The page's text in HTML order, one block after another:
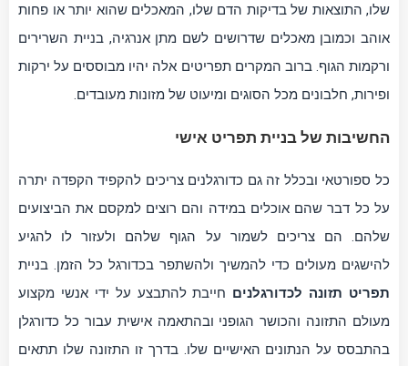
שלו, התוצאות של בדיקות הדם שלו, המאכלים שהוא יותר או פחות
אוהב וכמובן מאכלים שדרושים לשם מתן אנרגיה, בניית השרירים
ורקמות הגוף. ברוב המקרים תפריטים אלה יהיו מבוססים על ירקות
ופירות, חלבונים מכל הסוגים ומיעוט של מזונות מעובדים.
החשיבות של בניית תפריט אישי
כל ספורטאי ובכלל זה גם כדורגלנים צריכים להקפיד הקפדה יתרה
על כל דבר שהם אוכלים במידה והם רוצים למקסם את הביצועים
שלהם. הם צריכים לשמור על הגוף שלהם ולעזור לו להגיע
להישגים מעולים כדי להמשיך ולהשתפר בכדורגל כל הזמן. בניית
תפריט תזונה לכדורגלנים חייבת להתבצע על ידי אנשי מקצוע
מעולם התזונה והכושר הגופני ובהתאמה אישית עבור כל כדורגלן
בהתבסס על הנתונים האישיים שלו. בדרך זו התזונה שלו תתאים